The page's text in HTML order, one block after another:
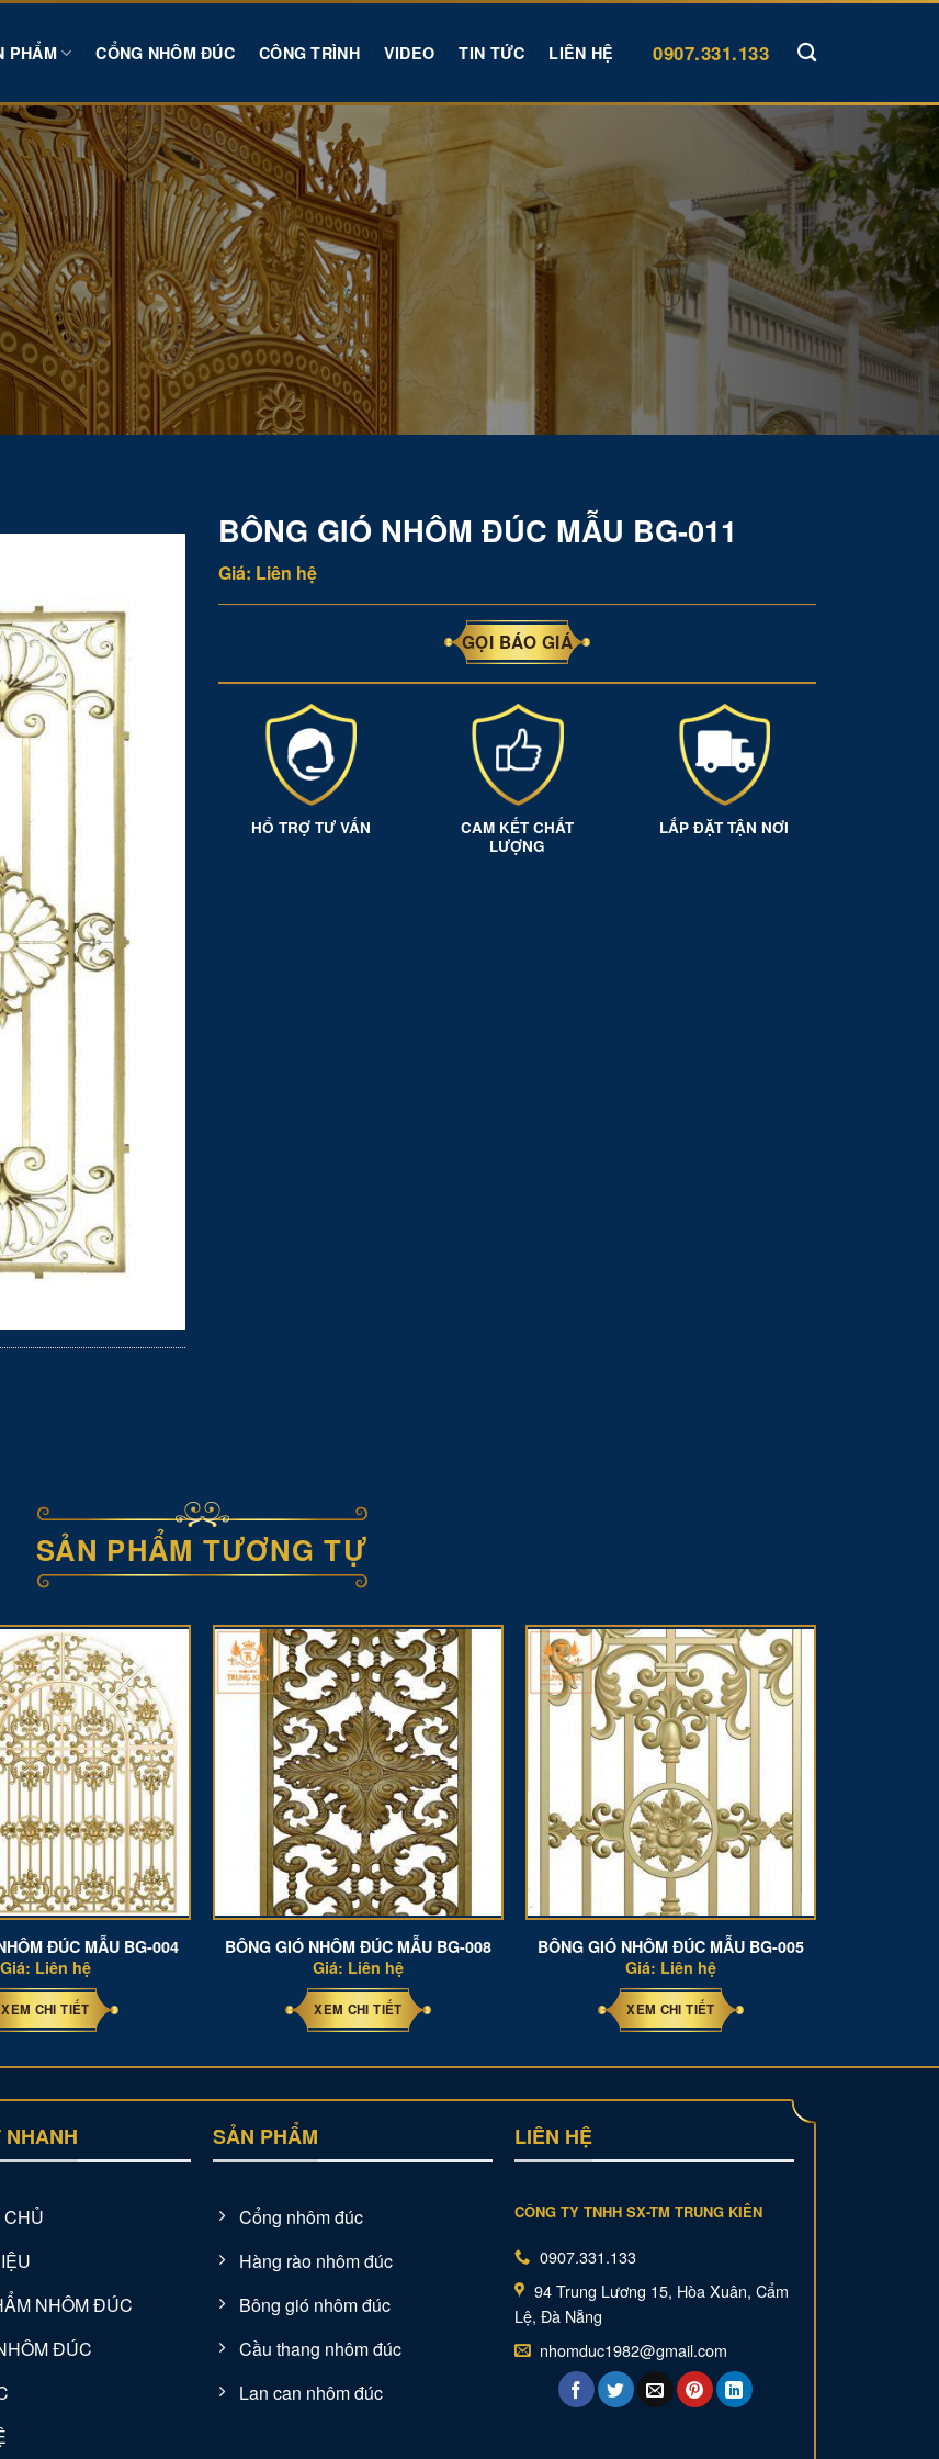
PHẨM CỔNG NHÔM ĐÚC CÔNG TRÌNH VIDEO TIN TỨC LIÊN HỆ 0907.331.133
BÔNG GIÓ NHÔM ĐÚC MẪU BG-011
Giá: Liên hệ
GỌI BÁO GIÁ
HỔ TRỢ TƯ VẤN
CAM KẾT CHẤT
LƯỢNG
LẮP ĐẶT TẬN NƠI
SẢN PHẨM TƯƠNG TỰ
ĐÚC MẪU BG-004
Giá: Liên hệ
XEM CHI TIẾT
BÔNG GIÓ NHÔM ĐÚC MẪU BG-008
Giá: Liên hệ
XEM CHI TIẾT
BÔNG GIÓ NHÔM ĐÚC MẪU BG-005
Giá: Liên hệ
XEM CHI TIẾT
NHÔM ĐÚC
ĐÚC
SẢN PHẨM
Cổng nhôm đúc
Hàng rào nhôm đúc
Bông gió nhôm đúc
Cầu thang nhôm đúc
Lan can nhôm đúc
LIÊN HỆ
CÔNG TY TNHH SX-TM TRUNG KIÊN
0907.331.133
94 Trung Lương 15, Hòa Xuân, Cẩm
Lệ, Đà Nẵng
nhomduc1982@gmail.com